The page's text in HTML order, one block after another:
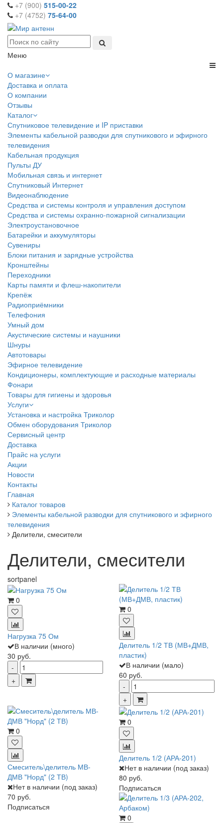
+7 (900) 515-00-22
+7 (4752) 75-64-00
Меню
О магазине
Доставка и оплата
О компании
Отзывы
Каталог
Спутниковое телевидение и IP приставки
Элементы кабельной разводки для спутникового и эфирного
телевидения
Кабельная продукция
Пульты ДУ
Мобильная связь и интернет
Спутниковый Интернет
Видеонаблюдение
Средства и системы контроля и управления доступом
Средства и системы охранно-пожарной сигнализации
Электроустановочное
Батарейки и аккумуляторы
Сувениры
Блоки питания и зарядные устройства
Кронштейны
Переходники
Карты памяти и флеш-накопители
Крепёж
Радиоприёмники
Телефония
Умный дом
Акустические системы и наушники
Шнуры
Автотовары
Эфирное телевидение
Кондиционеры, комплектующие и расходные материалы
Фонари
Товары для гигиены и здоровья
Услуги
Установка и настройка Триколор
Обмен оборудования Триколор
Сервисный центр
Доставка
Прайс на услуги
Акции
Новости
Контакты
Главная
Каталог товаров
Элементы кабельной разводки для спутникового и эфирного
телевидения
Делители, смесители
Делители, смесители
sortpanel
0
Нагрузка 75 Ом
В наличии (много)
30 руб.
0
Делитель 1/2 ТВ (МВ+ДМВ,
пластик)
В наличии (мало)
60 руб.
0
Смеситель\делитель МВ-
ДМВ "Норд" (2 ТВ)
Нет в наличии (под заказ)
70 руб.
Подписаться
0
Делитель 1/2 (АРА-201)
Нет в наличии (под заказ)
80 руб.
Подписаться
0